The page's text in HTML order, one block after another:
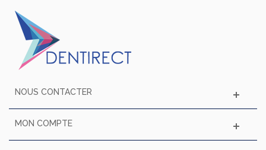
NOUS CONTACTER
MON COMPTE